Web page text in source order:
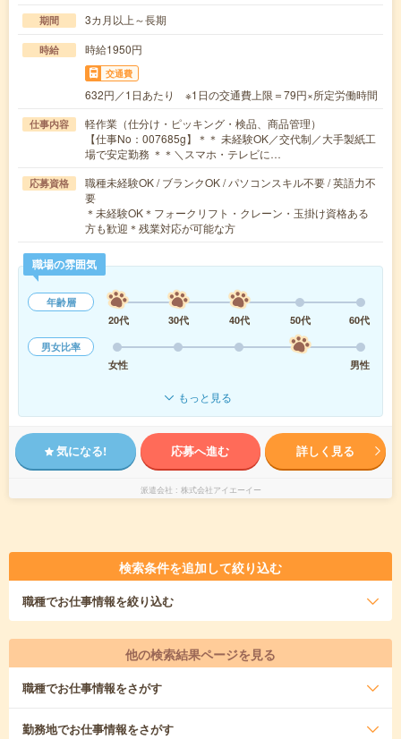
期間 3カ月以上～長期
時給 時給1950円
交通費
632円／1日あたり ※1日の交通費上限＝79円×所定労働時間
仕事内容
軽作業（仕分け・ピッキング・検品、商品管理）
【仕事No：007685g】＊＊ 未経験OK／交代制／大手製紙工
場で安定勤務 ＊＊＼スマホ・テレビに…
応募資格
職種未経験OK / ブランクOK / パソコンスキル不要 / 英語力不
要
＊未経験OK＊フォークリフト・クレーン・玉掛け資格ある
方も歓迎＊残業対応が可能な方
職場の雰囲気
年齢層
20代
30代 40代 50代
60代
男女比率
女性
男性
もっと見る
気になる! 応募へ進む 詳しく見る
派遣会社 株式会社アイエーイー
検索条件を追加して絞り込む
職種でお仕事情報を絞り込む
他の検索結果ページを見る
職種でお仕事情報をさがす
勤務地でお仕事情報をさがす